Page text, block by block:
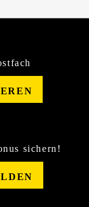
sichern!